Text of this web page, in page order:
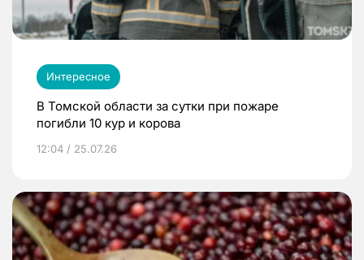
Интересное
В Томской области за сутки при пожаре
погибли 10 кур и корова
12:04 / 25.07.26